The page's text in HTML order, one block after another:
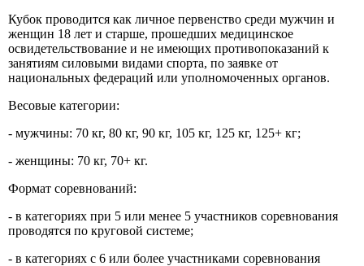
Кубок проводится как личное первенство среди мужчин и
женщин 18 лет и старше, прошедших медицинское
освидетельствование и не имеющих противопоказаний к
занятиям силовыми видами спорта, по заявке от
национальных федераций или уполномоченных органов.
Весовые категории:
- мужчины: 70 кг, 80 кг, 90 кг, 105 кг, 125 кг, 125+ кг;
- женщины: 70 кг, 70+ кг.
Формат соревнований:
- в категориях при 5 или менее 5 участников соревнования
проводятся по круговой системе;
- в категориях с 6 или более участниками соревнования